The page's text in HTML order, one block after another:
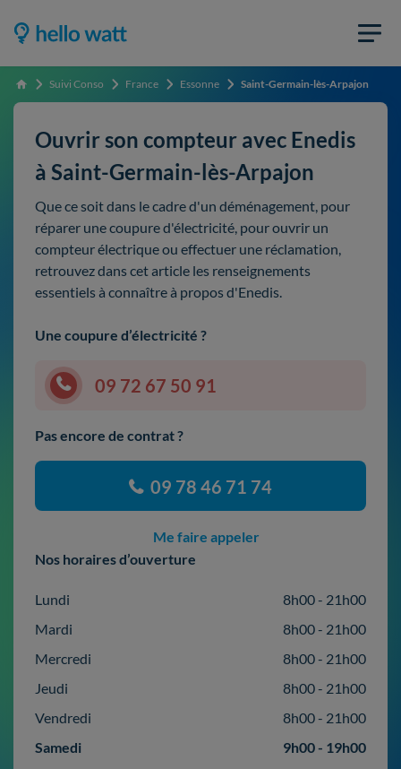
Accueil Suivi Conso France Essonne Saint-Germain-lès-Arpajon
Ouvrir son compteur avec Enedis
à Saint-Germain-lès-Arpajon
Que ce soit dans le cadre d'un déménagement, pour
réparer une coupure d'électricité, pour ouvrir un
compteur électrique ou effectuer une réclamation,
retrouvez dans cet article les renseignements
essentiels à connaître à propos d'Enedis.
Une coupure d’électricité ?
09 72 67 50 91
Pas encore de contrat ?
09 78 46 71 74
Me faire appeler
Nos horaires d’ouverture
Lundi
8h00 - 21h00
Mardi
8h00 - 21h00
Mercredi
8h00 - 21h00
Jeudi
8h00 - 21h00
Vendredi
8h00 - 21h00
Samedi
9h00 - 19h00